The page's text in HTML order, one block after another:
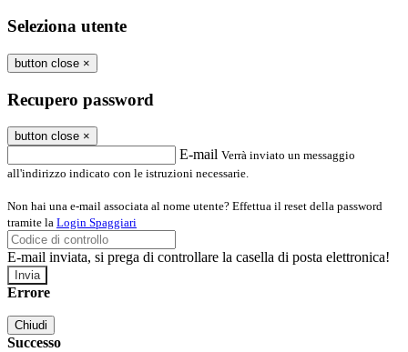
Seleziona utente
button close ×
Recupero password
button close ×
E-mail Verrà inviato un messaggio
all'indirizzo indicato con le istruzioni necessarie.
Non hai una e-mail associata al nome utente? Effettua il reset della password
tramite la Login Spaggiari
E-mail inviata, si prega di controllare la casella di posta elettronica!
Errore
Chiudi
Successo